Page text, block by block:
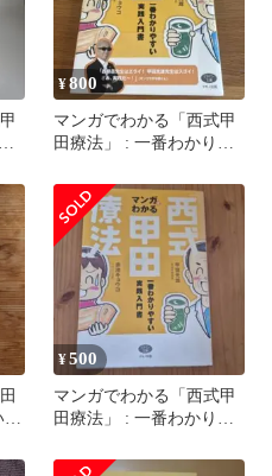
¥800
マンガでわかる「西式甲
田療法」 : 一番わかりや
¥500
マンガでわかる「西式甲
田療法」 : 一番わかりや